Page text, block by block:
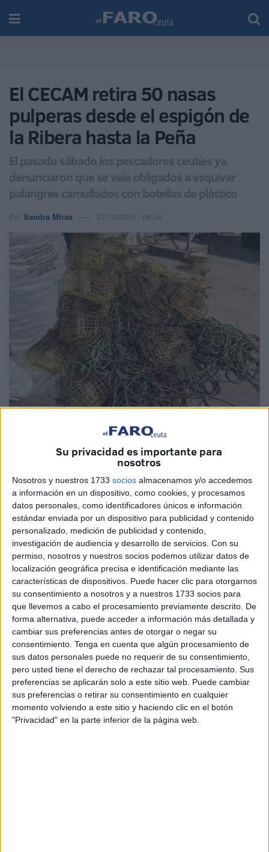
Su privacidad es importante para
nosotros
Nosotros y nuestros 1733 socios almacenamos y/o accedemos
a información en un dispositivo, como cookies, y procesamos
datos personales, como identificadores únicos e información
estándar enviada por un dispositivo para publicidad y contenido
personalizado, medición de publicidad y contenido,
investigación de audiencia y desarrollo de servicios. Con su
permiso, nosotros y nuestros socios podemos utilizar datos de
localización geográfica precisa e identificación mediante las
características de dispositivos. Puede hacer clic para otorgarnos
su consentimiento a nosotros y a nuestros 1733 socios para
que llevemos a cabo el procesamiento previamente descrito. De
forma alternativa, puede acceder a información más detallada y
cambiar sus preferencias antes de otorgar o negar su
consentimiento. Tenga en cuenta que algún procesamiento de
sus datos personales puede no requerir de su consentimiento,
pero usted tiene el derecho de rechazar tal procesamiento. Sus
preferencias se aplicarán solo a este sitio web. Puede cambiar
sus preferencias o retirar su consentimiento en cualquier
momento volviendo a este sitio y haciendo clic en el botón
"Privacidad" en la parte inferior de la página web.
El CECAM retira 50 nasas
pulperas desde el espigón de
la Ribera hasta la Peña
El pasado sábado los pescadores ceutíes ya
denunciaron que se veía obligados a esquivar
palangres camuflados con botellas de plástico
Por Sandra Miras 27/10/2020 - 06:54
El Centro de Estudios y Conservación de Animales
Marinos (CECAM) ha procedido este martes a la retirada
de 50 nasas pulperas, que se encontraban colocadas
cerca de la costa. Estas mallas de pesca se ubicaban
desde el espigón dela playade la Ribera hasta la Peña,
donde el casino de La Legión.
Las nasas pulperas son una especie de trampa que se
utiliza para pescar de forma artesanal el pulpo. La
construcción de este tipo de trampas se puede realizar con
botellas, embudos o conos, de forma que el animal pueda
acceder al interior atraído por una carnada. Además, con
esta técnica se evitan la captura masiva y sin control de
esta especie.
Sin ir más lejos,el pasado sábado pescadores ceutíes
denunciaron que se veían obligados a esquivar